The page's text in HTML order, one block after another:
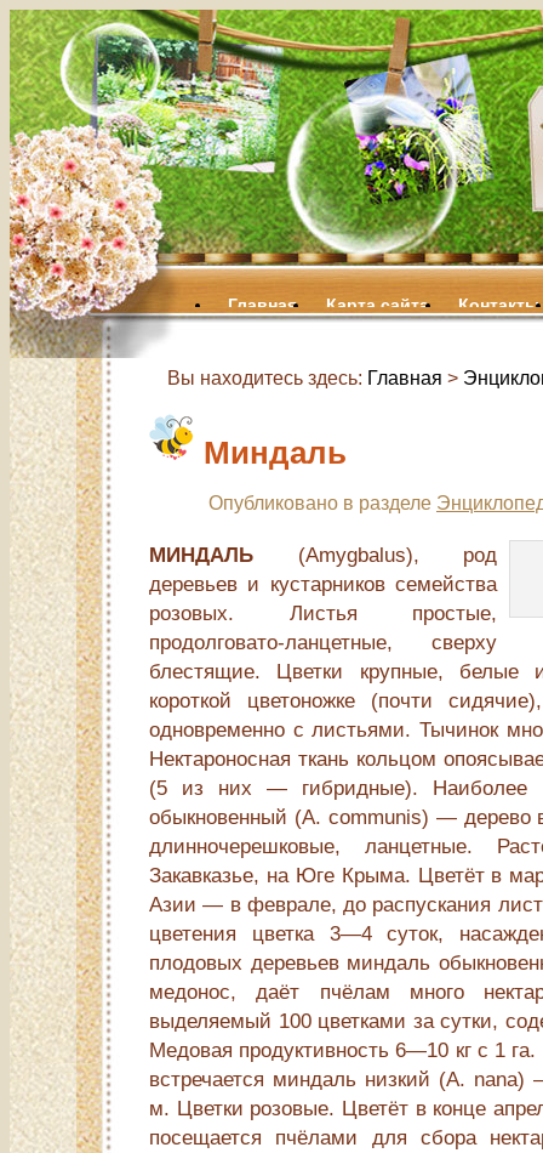
Главная Карта сайта Контакты
Вы находитесь здесь: Главная >
Миндаль
Опубликовано в разделе
МИНДАЛЬ (Amygbalus), род
деревьев и кустарников семейства
розовых. Листья простые,
продолговато-ланцетные, сверху
блестящие. Цветки крупные, белые
короткой цветоножке (почти
одновременно с листьями. Тычинок
Нектароносная ткань кольцом
(5 из них — гибридные). Наиболее
обыкновенный (A. communis) —
длинночерешковые, ланцетные.
Закавказье, на Юге Крыма. Цветёт в
Азии — в феврале, до распускания
цветения цветка 3—4 суток,
плодовых деревьев миндаль
медонос, даёт пчёлам много
выделяемый 100 цветками за сутки,
Медовая продуктивность 6—10 кг с 1
встречается миндаль низкий (А. nana)
м. Цветки розовые. Цветёт в конце
посещается пчёлами для сбора